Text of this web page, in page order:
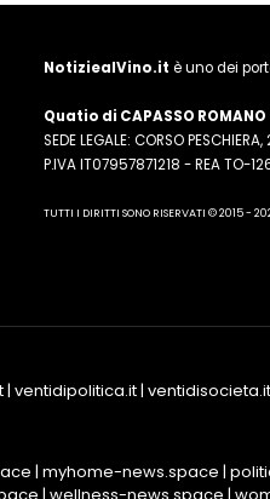
NotiziealVino.it è uno dei
Quatio di CAPASSO ROMANO
SEDE LEGALE: CORSO
P.IVA IT07957871218 - REA TO-
TUTTI I DIRITTI SONO RISERVATI © 2015 -
| ventidipolitica.it| ventidisocieta.it
| myhome-news.space |